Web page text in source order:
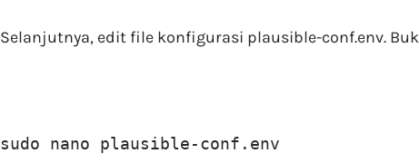
Selanjutnya, edit file konfigurasi plausible-conf.env.
sudo nano plausible-conf.env